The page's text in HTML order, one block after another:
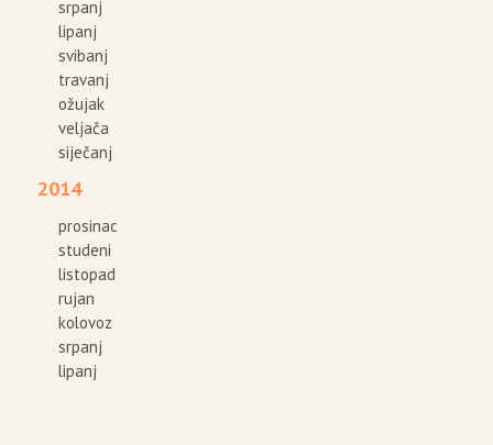
srpanj
lipanj
svibanj
travanj
ožujak
veljača
siječanj
2014
prosinac
studeni
listopad
rujan
kolovoz
srpanj
lipanj